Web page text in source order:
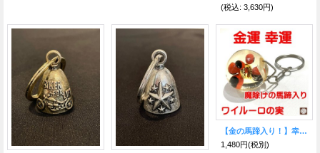
(税込: 3,630円)
【金の馬蹄入り！】幸運の神秘ワイルーロ アクリルボール☆Ｋホルダー
1,480円(税別)